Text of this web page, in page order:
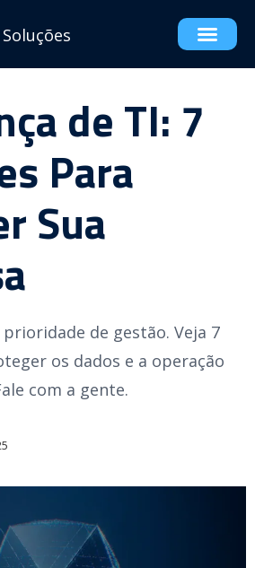
de TI: 7
Para
Sua
prioridade de gestão. Veja 7
os dados e a operação
com a gente.